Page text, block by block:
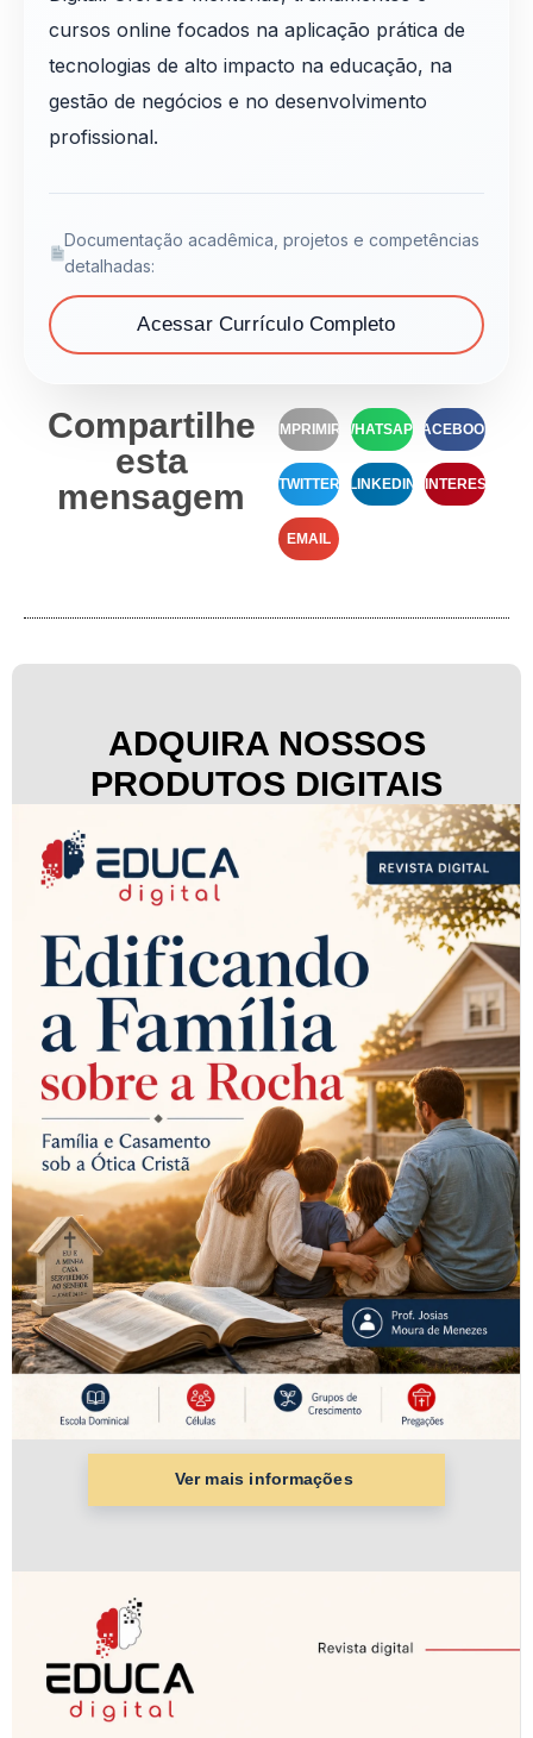
cursos online focados na aplicação prática de
tecnologias de alto impacto na educação, na
gestão de negócios e no desenvolvimento
profissional.
Documentação acadêmica, projetos e competências
detalhadas:
Acessar Currículo Completo
Compartilhe
esta
mensagem
IMPRIMIR WHATSAPP FACEBOOK
TWITTER LINKEDIN PINTEREST
EMAIL
ADQUIRA NOSSOS
PRODUTOS DIGITAIS